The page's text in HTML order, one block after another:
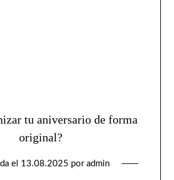
tu aniversario de forma
original?
el 13.08.2025 por admin